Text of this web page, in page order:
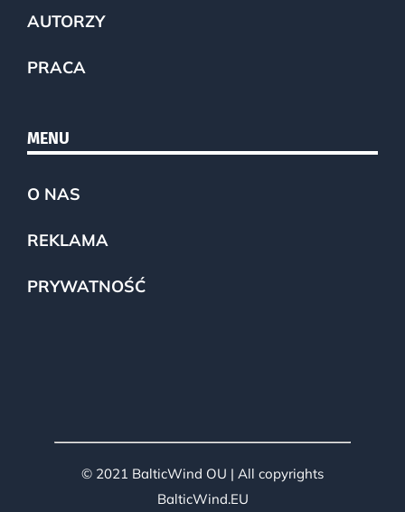
AUTORZY
PRACA
MENU
O NAS
REKLAMA
PRYWATNOŚĆ
© 2021 BalticWind OU | All copyrights
BalticWind.EU